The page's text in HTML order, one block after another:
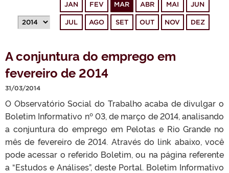
PORTARIAS
JAN FEV MAR ABR MAI JUN
JUL AGO SET OUT NOV DEZ
A conjuntura do emprego em
fevereiro de 2014
31/03/2014
O Observatório Social do Trabalho acaba de divulgar o
Boletim Informativo nº 03, de março de 2014, analisando
a conjuntura do emprego em Pelotas e Rio Grande no
mês de fevereiro de 2014. Através do link abaixo, você
pode acessar o referido Boletim, ou na página referente
a “Estudos e Análises”, deste Portal. Boletim Informativo